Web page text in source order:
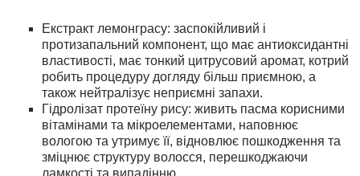
Екстракт лемонграсу: заспокійливий і
протизапальний компонент, що має антиоксидантні
властивості, має тонкий цитрусовий аромат, котрий
робить процедуру догляду більш приємною, а
також нейтралізує неприємні запахи.
Гідролізат протеїну рису: живить пасма корисними
вітамінами та мікроелементами, наповнює
вологою та утримує її, відновлює пошкодження та
зміцнює структуру волосся, перешкоджаючи
ламкості та випадінню.